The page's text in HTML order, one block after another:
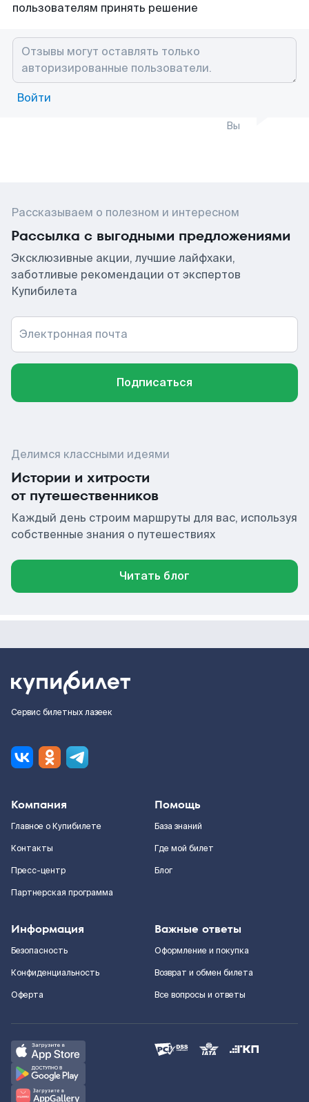
пользователям принять решение
Войти
Вы
Рассказываем о полезном и интересном
Рассылка с выгодными предложениями
Эксклюзивные акции, лучшие лайфхаки,
заботливые рекомендации от экспертов
Купибилета
Электронная почта
Подписаться
Делимся классными идеями
Истории и хитрости
от путешественников
Каждый день строим маршруты для вас, используя
собственные знания о путешествиях
Читать блог
Сервис билетных лазеек
Компания
Главное о Купибилете
Контакты
Пресс-центр
Партнерская программа
Помощь
База знаний
Где мой билет
Блог
Информация
Безопасность
Конфиденциальность
Оферта
Важные ответы
Оформление и покупка
Возврат и обмен билета
Все вопросы и ответы